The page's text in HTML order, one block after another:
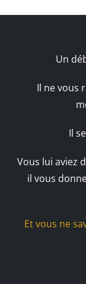
Un
Il ne vous
Il
Vous lui aviez
il vous
Et vous ne